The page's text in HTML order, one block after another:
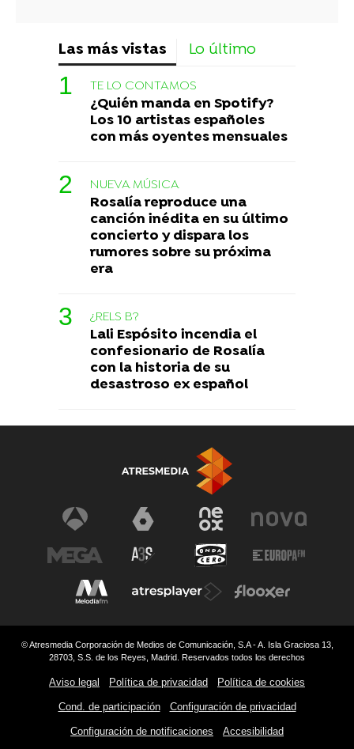
Las más vistas Lo último
TE LO CONTAMOS
¿Quién manda en Spotify?
Los 10 artistas españoles
con más oyentes mensuales
NUEVA MÚSICA
Rosalía reproduce una
canción inédita en su último
concierto y dispara los
rumores sobre su próxima
era
¿RELS B?
Lali Espósito incendia el
confesionario de Rosalía
con la historia de su
desastroso ex español
© Atresmedia Corporación de Medios de Comunicación, S.A - A. Isla Graciosa 13,
28703, S.S. de los Reyes, Madrid. Reservados todos los derechos
Aviso legal Política de privacidad Política de cookies
Cond. de participación Configuración de privacidad
Configuración de notificaciones Accesibilidad